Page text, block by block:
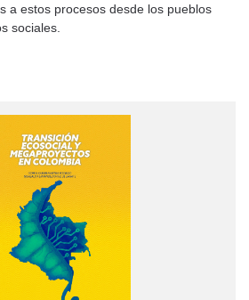
a estos procesos desde los pueblos
sociales.